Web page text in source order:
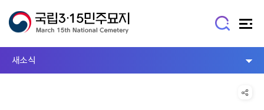
새소식